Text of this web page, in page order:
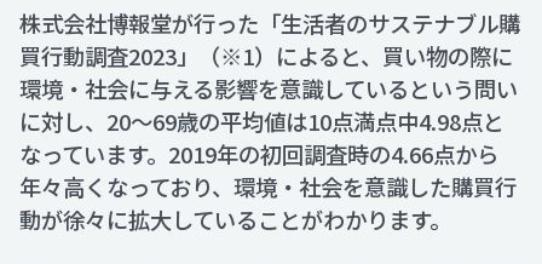
株式会社博報堂が行った「生活者のサステナブル購
買行動調査2023」（※1）によると、買い物の際に
環境・社会に与える影響を意識しているという問い
に対し、20～69歳の平均値は10点満点中4.98点と
なっています。2019年の初回調査時の4.66点から
年々高くなっており、環境・社会を意識した購買行
動が徐々に拡大していることがわかります。